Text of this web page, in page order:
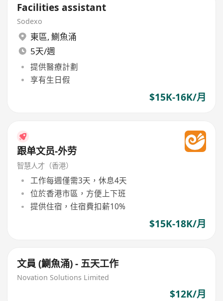
Facilities assistant
Sodexo
東區, 鰂魚涌
5天/週
提供醫療計劃
享有生日假
$15K-16K/月
跟单文员-外劳
智慧人才（香港）
工作每週僅需3天，休息4天
位於香港市區，方便上下班
提供住宿，住宿費扣薪10%
$15K-18K/月
文員 (鰂魚涌) - 五天工作
Novation Solutions Limited
$12K/月